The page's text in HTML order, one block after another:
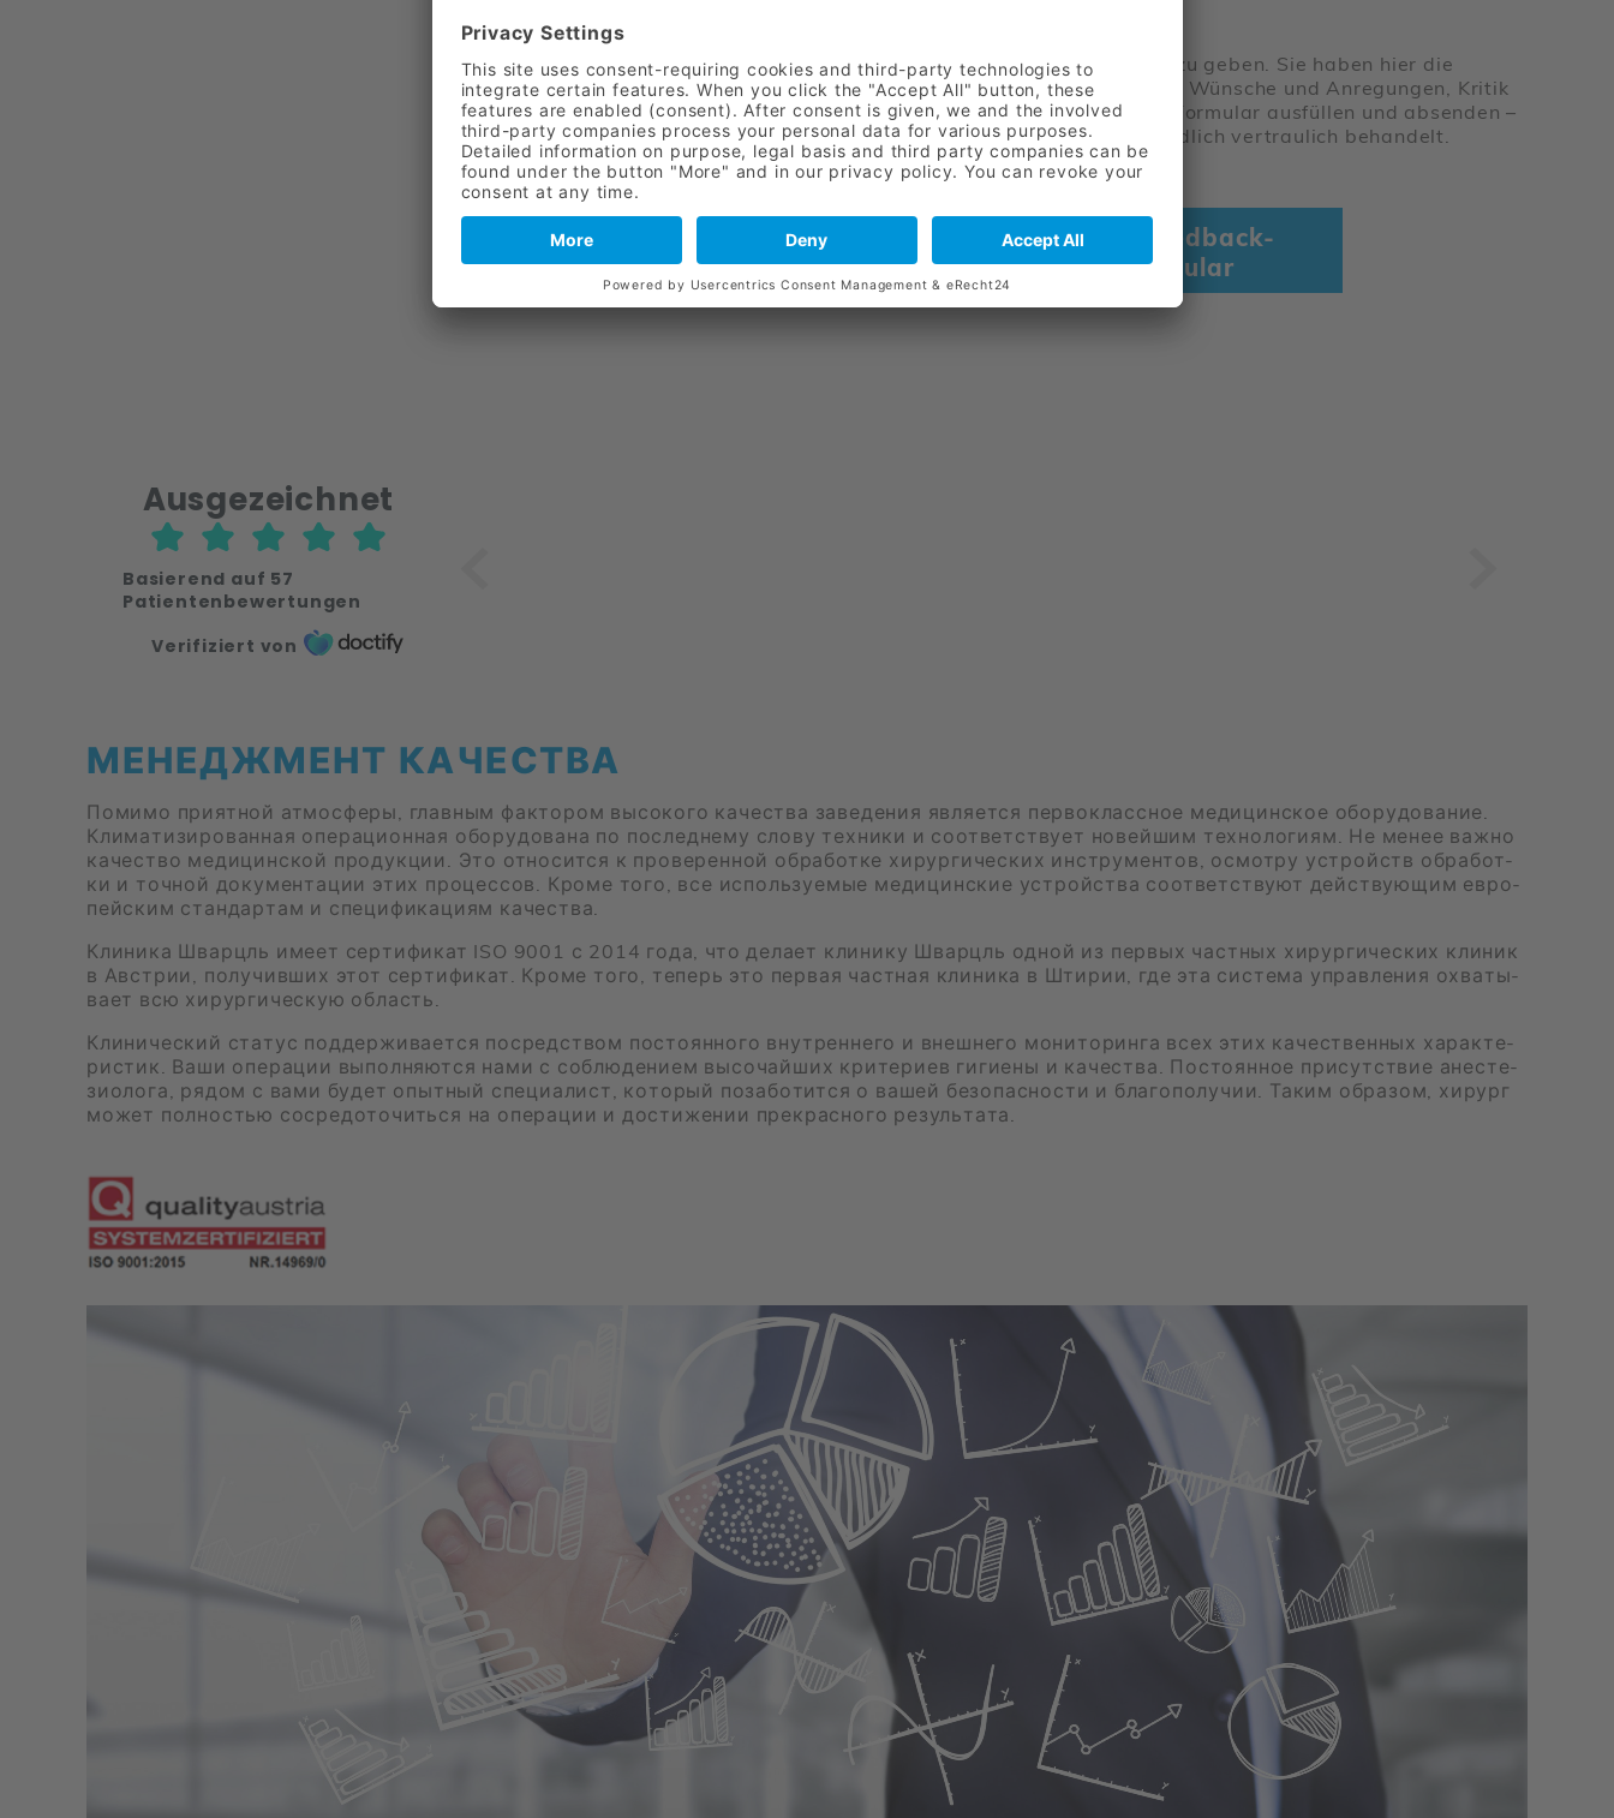
Daher bitten wir Sie, uns Feedback zu geben. Sie haben hier die
Möglichkeit, mittels Online-Formular Wünsche und Anregungen, Kritik
oder Lob an uns zu richten. Einfach Formular ausfüllen und absenden –
Ihre Angaben werden selbstverständlich vertraulich behandelt.
Zum Feedback-
Formular
Ausgezeichnet
Basierend auf 57
Patientenbewertungen
Verifiziert von
МЕ­НЕДЖ­МЕНТ КА­ЧЕ­СТВА
По­ми­мо при­ят­ной ат­мо­сфе­ры, глав­ным фак­то­ром вы­со­ко­го ка­че­ства за­ве­де­ния яв­ля­ет­ся пер­во­класс­ное ме­ди­цин­ское обо­ру­до­ва­ние.
Кли­ма­ти­зи­ро­ван­ная опе­ра­ци­он­ная обо­ру­до­ва­на по по­след­не­му сло­ву тех­ни­ки и со­от­вет­ству­ет но­вей­шим тех­но­ло­ги­ям. Не ме­нее важ­но
ка­че­ство ме­ди­цин­ской про­дук­ции. Это от­но­сит­ся к про­ве­рен­ной об­ра­бот­ке хи­рур­ги­че­ских ин­стру­мен­тов, осмот­ру устройств об­ра­бот­
ки и точ­ной до­ку­мен­та­ции этих про­цес­сов. Кро­ме того, все ис­поль­зу­е­мые ме­ди­цин­ские устрой­ства со­от­вет­ству­ют дей­ству­ю­щим ев­ро­
пей­ским стан­дар­там и спе­ци­фи­ка­ци­ям ка­че­ства.
Кли­ни­ка Шварцль име­ет сер­ти­фи­кат ISO 9001 с 2014 года, что де­ла­ет кли­ни­ку Шварцль од­ной из пер­вых част­ных хи­рур­ги­че­ских кли­ник
в Ав­стрии, по­лу­чив­ших этот сер­ти­фи­кат. Кро­ме того, те­перь это пер­вая част­ная кли­ни­ка в Шти­рии, где эта си­сте­ма управ­ле­ния охва­ты­
ва­ет всю хи­рур­ги­че­скую об­ласть.
Кли­ни­че­ский ста­тус под­дер­жи­ва­ет­ся по­сред­ством по­сто­ян­но­го внут­рен­не­го и внеш­не­го мо­ни­то­рин­га всех этих ка­че­ствен­ных ха­рак­те­
ри­стик. Ваши опе­ра­ции вы­пол­ня­ют­ся нами с со­блю­де­ни­ем вы­со­чай­ших кри­те­ри­ев ги­ги­е­ны и ка­че­ства. По­сто­ян­ное при­сут­ствие ане­сте­
зио­ло­га, ря­дом с вами бу­дет опыт­ный спе­ци­а­лист, ко­то­рый по­за­бо­тит­ся о ва­шей без­опас­но­сти и бла­го­по­лу­чии. Та­ким об­ра­зом, хи­рург
мо­жет пол­но­стью со­сре­до­то­чить­ся на опе­ра­ции и до­сти­же­нии пре­крас­но­го ре­зуль­та­та.